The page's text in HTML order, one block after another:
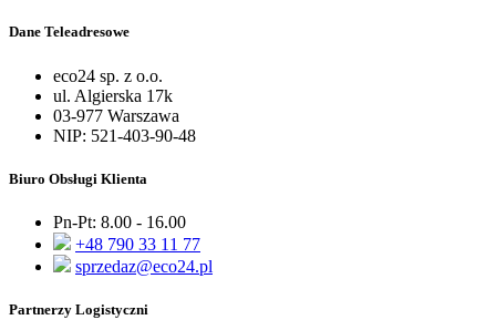
Dane Teleadresowe
eco24 sp. z o.o.
ul. Algierska 17k
03-977 Warszawa
NIP: 521-403-90-48
Biuro Obsługi Klienta
Pn-Pt: 8.00 - 16.00
+48 790 33 11 77
sprzedaz@eco24.pl
Partnerzy Logistyczni